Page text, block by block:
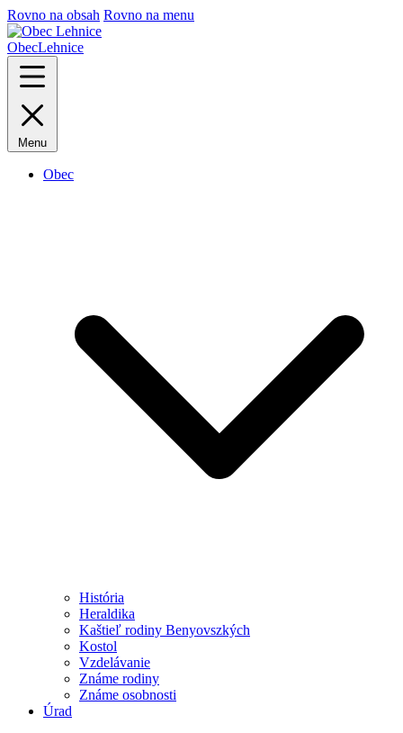
Rovno na obsah Rovno na menu
ObecLehnice
Menu
Obec
História
Heraldika
Kaštieľ rodiny Benyovszkých
Kostol
Vzdelávanie
Známe rodiny
Známe osobnosti
Úrad